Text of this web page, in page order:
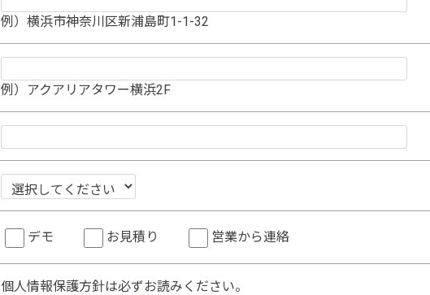
例）横浜市神奈川区新浦島町1-1-32
例）アクアリアタワー横浜2F
デモ お見積り 営業から連絡
個人情報保護方針は必ずお読みください。